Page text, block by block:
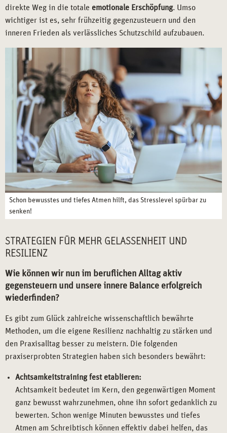
direkte Weg in die totale emotionale Erschöpfung. Umso
wichtiger ist es, sehr frühzeitig gegenzusteuern und den
inneren Frieden als verlässliches Schutzschild aufzubauen.
Schon bewusstes und tiefes Atmen hilft, das Stresslevel spürbar zu
senken!
STRATEGIEN FÜR MEHR GELASSENHEIT UND
RESILIENZ
Wie können wir nun im beruflichen Alltag aktiv
gegensteuern und unsere innere Balance erfolgreich
wiederfinden?
Es gibt zum Glück zahlreiche wissenschaftlich bewährte
Methoden, um die eigene Resilienz nachhaltig zu stärken und
den Praxisalltag besser zu meistern. Die folgenden
praxiserprobten Strategien haben sich besonders bewährt:
Achtsamkeitstraining fest etablieren:
Achtsamkeit bedeutet im Kern, den gegenwärtigen Moment
ganz bewusst wahrzunehmen, ohne ihn sofort gedanklich zu
bewerten. Schon wenige Minuten bewusstes und tiefes
Atmen am Schreibtisch können effektiv dabei helfen, das